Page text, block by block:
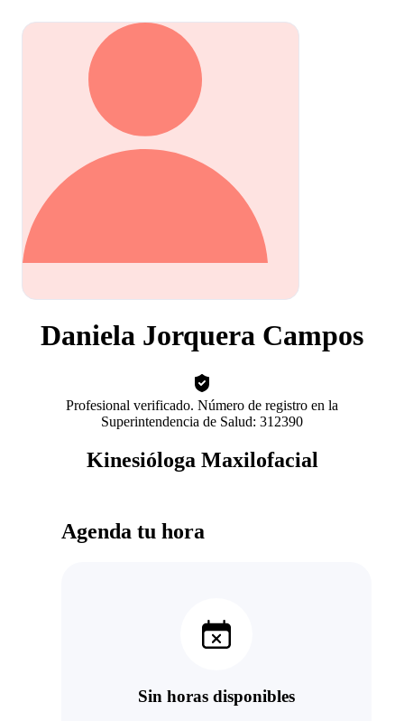
Daniela Jorquera Campos
Profesional verificado. Número de registro en la
Superintendencia de Salud: 312390
Kinesióloga Maxilofacial
Agenda tu hora
Sin horas disponibles